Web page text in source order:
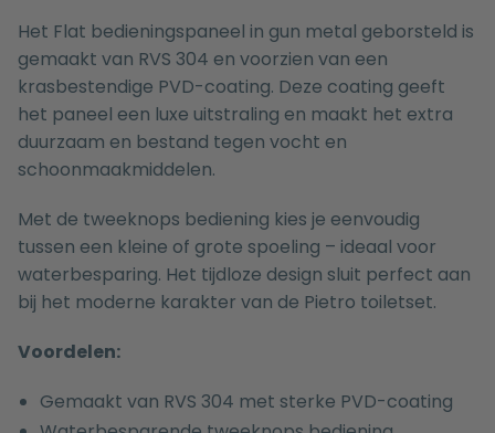
Het Flat bedieningspaneel in gun metal geborsteld is
gemaakt van RVS 304 en voorzien van een
krasbestendige PVD-coating. Deze coating geeft
het paneel een luxe uitstraling en maakt het extra
duurzaam en bestand tegen vocht en
schoonmaakmiddelen.
Met de tweeknops bediening kies je eenvoudig
tussen een kleine of grote spoeling – ideaal voor
waterbesparing. Het tijdloze design sluit perfect aan
bij het moderne karakter van de Pietro toiletset.
Voordelen:
Gemaakt van RVS 304 met sterke PVD-coating